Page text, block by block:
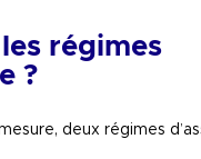
régimes
?
deux régimes